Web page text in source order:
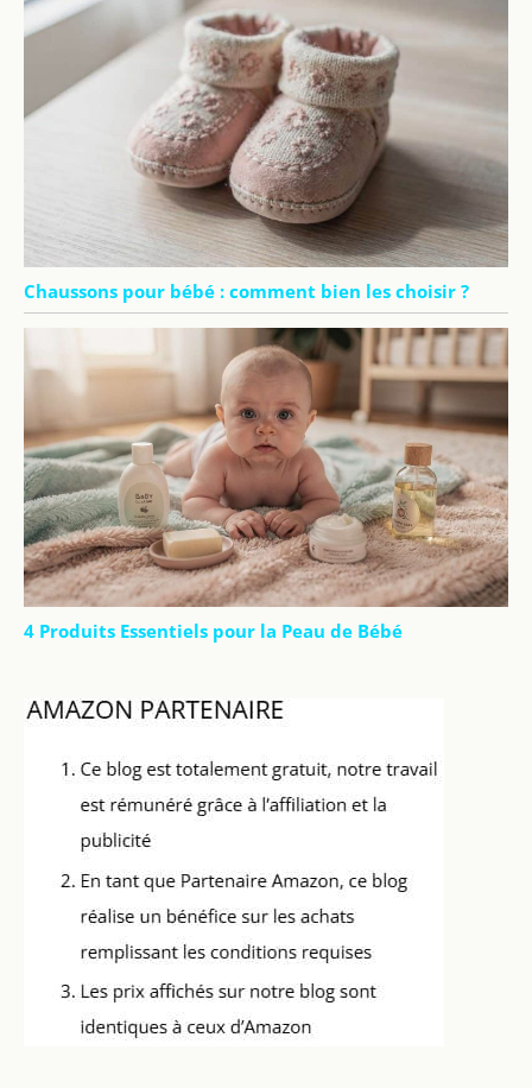
Chaussons pour bébé : comment bien les choisir ?
4 Produits Essentiels pour la Peau de Bébé